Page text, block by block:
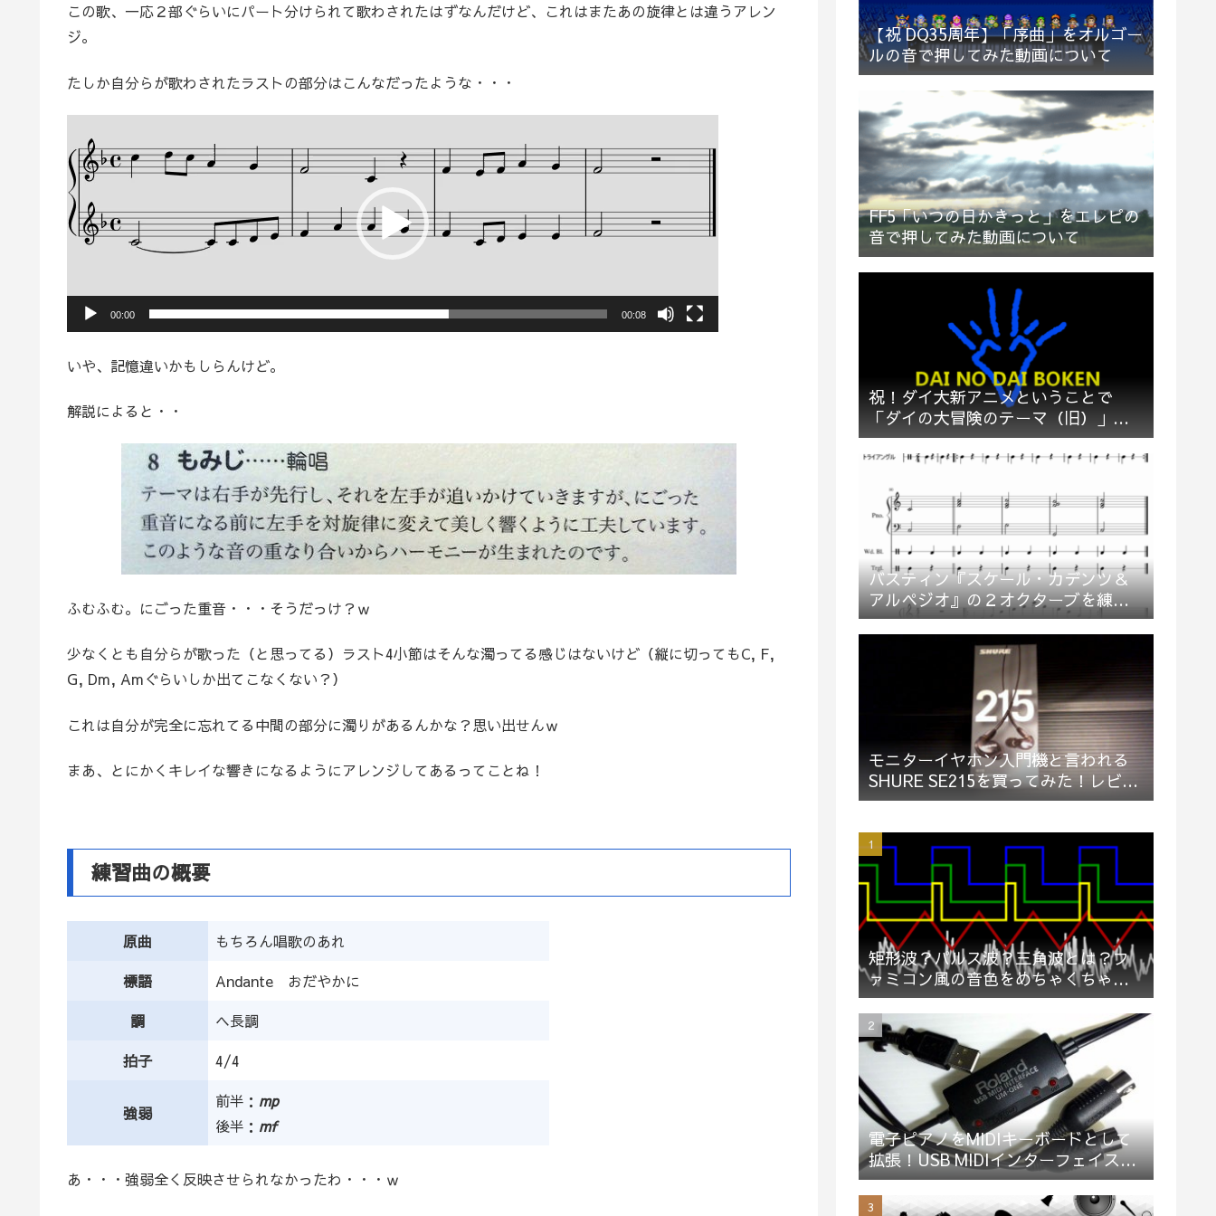
この歌、一応２部ぐらいにパート分けられて歌わされたはずなんだけど、これはまたあの旋律とは違うアレン
ジ。
たしか自分らが歌わされたラストの部分はこんなだったような・・・
画
プ
レ
ー
00:00 00:08
いや、記憶違いかもしらんけど。
解説によると・・
ふむふむ。にごった重音・・・そうだっけ？ｗ
少なくとも自分らが歌った（と思ってる）ラスト4小節はそんな濁ってる感じはないけど（縦に切ってもC, F,
G, Dm, Amぐらいしか出てこなくない？）
これは自分が完全に忘れてる中間の部分に濁りがあるんかな？思い出せんｗ
まあ、とにかくキレイな響きになるようにアレンジしてあるってことね！
練習曲の概要
原曲
もちろん唱歌のあれ
標語
Andante おだやかに
調
ヘ長調
拍子
4/4
強弱
前半： mp
後半： mf
あ・・・強弱全く反映させられなかったわ・・・ｗ
【祝 DQ35周年】「序曲」をオルゴー
ルの音で押してみた動画について
FF5「いつの日かきっと」をエレピの
音で押してみた動画について
祝！ダイ大新アニメということで
「ダイの大冒険のテーマ（旧）」多
重録音でお祝い＆応援してみた
バスティン『スケール・カデンツ＆
アルペジオ』の２オクターブを練習
してみた
モニターイヤホン入門機と言われる
SHURE SE215を買ってみた！レビュ
ー
矩形波？パルス波？三角波とは？フ
ァミコン風の音色をめちゃくちゃ簡
単に説明してみた（動画）
電子ピアノをMIDIキーボードとして
拡張！USB MIDIインターフェイス
「Roland UM-ONE mk2」買ってみ
た